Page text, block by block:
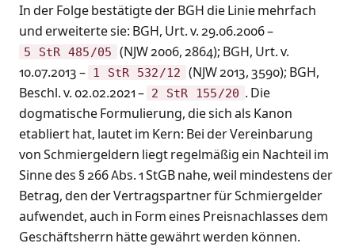
In der Folge bestätigte der BGH die Linie mehrfach
und erweiterte sie: BGH, Urt. v. 29.06.2006 –
5 StR 485/05
(NJW 2006, 2864); BGH, Urt. v.
10.07.2013 – 1 StR 532/12
(NJW 2013, 3590); BGH,
Beschl. v. 02.02.2021 – 2 StR 155/20 . Die
dogmatische Formulierung, die sich als Kanon
etabliert hat, lautet im Kern: Bei der Vereinbarung
von Schmiergeldern liegt regelmäßig ein Nachteil im
Sinne des § 266 Abs. 1 StGB nahe, weil mindestens der
Betrag, den der Vertragspartner für Schmiergelder
aufwendet, auch in Form eines Preisnachlasses dem
Geschäftsherrn hätte gewährt werden können.